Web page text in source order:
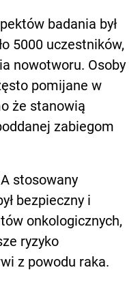
badania był
5000 uczestników,
nowotworu. Osoby
pomijane w
że stanowią
zabiegom
stosowany
bezpieczny i
onkologicznych,
ryzyko
z powodu raka.